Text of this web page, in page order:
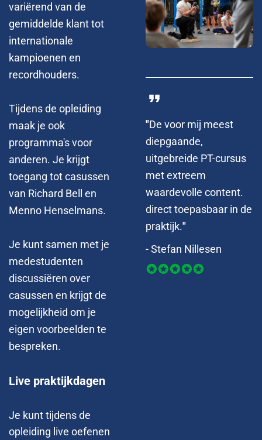
variërend van de
gemiddelde klant tot
internationale
kampioenen en
recordhouders.
Tijdens de opleiding
maak je ook
programma's voor
anderen. Je krijgt
toegang tot casussen
van Richard Bell en
Menno Henselmans.
Je kunt samen met je
medestudenten
discussiëren over
casussen en krijgt de
mogelijkheid om je
eigen voorbeelden te
bespreken.
Live praktijkdagen
Je kunt tijdens de
opleiding live oefenen
"De voor mij meest
diepgaande,
uitgebreide PT-cursus
met extreem
waardevolle content.
direct toepasbaar in de
praktijk."
- Stefan Nillesen